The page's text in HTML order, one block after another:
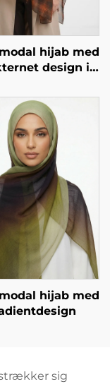
hijab med
design i
hijab med
sig